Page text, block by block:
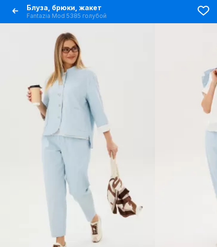
Блуза, брюки, жакет
Fantazia Mod 5385 голубой